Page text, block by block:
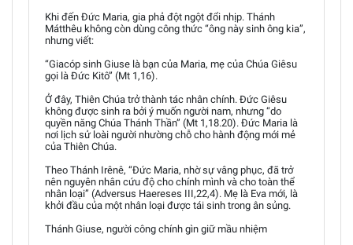
Khi đến Đức Maria, gia phả đột ngột đổi nhịp. Thánh
Mátthêu không còn dùng công thức “ông này sinh ông kia”,
nhưng viết:
“Giacóp sinh Giuse là bạn của Maria, mẹ của Chúa Giêsu
gọi là Đức Kitô” (Mt 1,16).
Ở đây, Thiên Chúa trở thành tác nhân chính. Đức Giêsu
không được sinh ra bởi ý muốn người nam, nhưng “do
quyền năng Chúa Thánh Thần” (Mt 1,18.20). Đức Maria là
nơi lịch sử loài người nhường chỗ cho hành động mới mẻ
của Thiên Chúa.
Theo Thánh Irênê, “Đức Maria, nhờ sự vâng phục, đã trở
nên nguyên nhân cứu độ cho chính mình và cho toàn thể
nhân loại” (Adversus Haereses III,22,4). Mẹ là Eva mới, là
khởi đầu của một nhân loại được tái sinh trong ân sủng.
Thánh Giuse, người công chính gìn giữ mầu nhiệm